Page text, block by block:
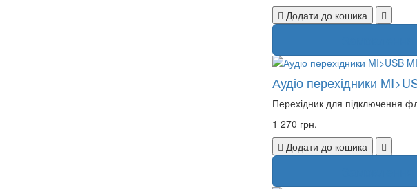
Додати до кошика
Аудіо перехідники
Перехідник для підключення
1 270 грн.
Додати до кошика